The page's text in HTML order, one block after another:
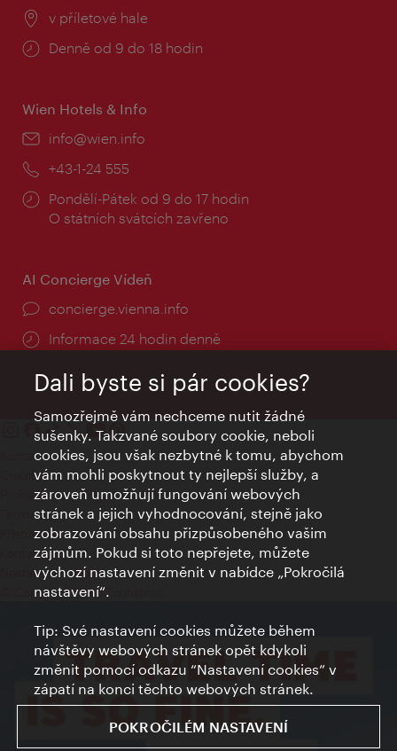
Místo:
v příletové hale
Provozní
Denně od 9 do 18 hodin
Wien Hotels & Info
E-
info@wien.info
Telefon:
+43-1-24 555
Provozní
doba:
Pondělí-Pátek od 9 do 17 hodin
O státních svátcích zavřeno
AI Concierge Vídeň
concierge.vienna.info
Informace 24 hodin denně
Kontakty
Credits
Prohlášení o ochraně osobních údajů
Terms of Use
Přístupnost
Kontakt pro tisk
Nastavení cookies
© Copyright Wien Tourismus
Dali byste si pár cookies?
Samozřejmě vám nechceme nutit žádné
sušenky. Takzvané soubory cookie, neboli
cookies, jsou však nezbytné k tomu, abychom
vám mohli poskytnout ty nejlepší služby, a
zároveň umožňují fungování webových
stránek a jejich vyhodnocování, stejně jako
zobrazování obsahu přizpůsobeného vašim
zájmům. Pokud si toto nepřejete, můžete
výchozí nastavení změnit v nabídce „Pokročilá
nastavení“.
Tip: Své nastavení cookies můžete během
návštěvy webových stránek opět kdykoli
změnit pomocí odkazu “Nastavení cookies” v
zápatí na konci těchto webových stránek.
POKROČILÉM NASTAVENÍ